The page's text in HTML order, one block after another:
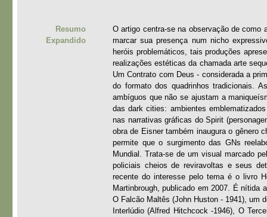
Resumo
Expandido
O artigo centra-se na observação de como
marcar sua presença num nicho
heróis problemáticos, tais produções
realizações estéticas da chamada arte
Um Contrato com Deus - considerada a
do formato dos quadrinhos tradicionais.
ambíguos que não se ajustam a
das dark cities: ambientes
nas narrativas gráficas do Spirit
obra de Eisner também inaugura o gênero
permite que o surgimento das GNs
Mundial. Trata-se de um visual marcado
policiais cheios de reviravoltas e seus
recente do interesse pelo tema é o livro
Martinbrough, publicado em 2007. É nítida
O Falcão Maltês (John Huston - 1941), um
Interlúdio (Alfred Hitchcock -1946), O